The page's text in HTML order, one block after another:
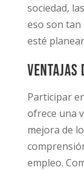
sociedad,
eso son
esté
Ventajas
Participar
ofrece una
mejora de
empleo.